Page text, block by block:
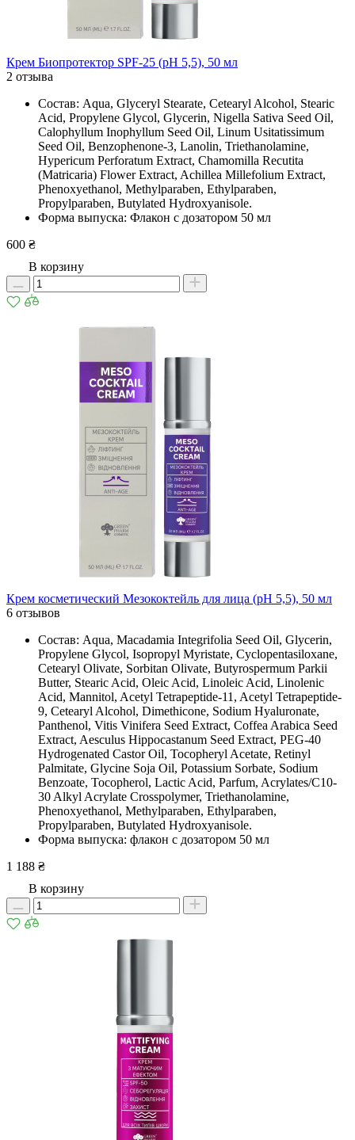
Крем Биопротектор SPF-25 (рН 5,5), 50 мл
2 отзыва
Состав: Aqua, Glyceryl Stearate, Cetearyl Alcohol, Stearic
Acid, Propylene Glycol, Glycerin, Nigella Sativa Seed Oil,
Calophyllum Inophyllum Seed Oil, Linum Usitatissimum
Seed Oil, Benzophenone-3, Lanolin, Triethanolamine,
Hypericum Perforatum Extract, Chamomilla Recutita
(Matricaria) Flower Extract, Achillea Millefolium Extract,
Phenoxyethanol, Methylparaben, Ethylparaben,
Propylparaben, Butylated Hydroxyanisole.
Форма выпуска: Флакон с дозатором 50 мл
600 ₴
В корзину
Крем косметический Мезококтейль для лица (рН 5,5), 50 мл
6 отзывов
Состав: Aqua, Macadamia Integrifolia Seed Oil, Glycerin,
Propylene Glycol, Isopropyl Myristate, Cyclopentasiloxane,
Cetearyl Olivate, Sorbitan Olivate, Butyrospermum Parkii
Butter, Stearic Acid, Oleic Acid, Linoleic Acid, Linolenic
Acid, Mannitol, Acetyl Tetrapeptide-11, Acetyl Tetrapeptide-
9, Cetearyl Alcohol, Dimethicone, Sodium Hyaluronate,
Panthenol, Vitis Vinifera Seed Extract, Coffea Arabica Seed
Extract, Aesculus Hippocastanum Seed Extract, PEG-40
Hydrogenated Castor Oil, Tocopheryl Acetate, Retinyl
Palmitate, Glycine Soja Oil, Potassium Sorbate, Sodium
Benzoate, Tocopherol, Lactic Acid, Parfum, Acrylates/C10-
30 Alkyl Acrylate Crosspolymer, Triethanolamine,
Phenoxyethanol, Methylparaben, Ethylparaben,
Propylparaben, Butylated Hydroxyanisole.
Форма выпуска: флакон с дозатором 50 мл
1 188 ₴
В корзину